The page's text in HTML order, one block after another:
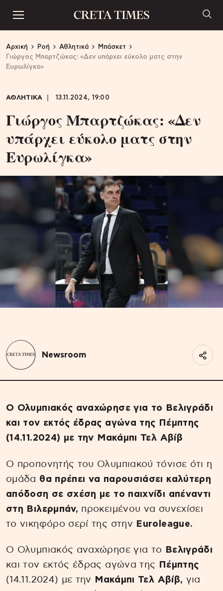
Αρχική Ροή Αθλητικά
Μπάσκετ
Γιώργος Μπαρτζώκας: «Δεν υπάρχει εύκολο ματς στην
Ευρωλίγκα»
ΑΘΛΗΤΙΚΑ 13.11.2024, 19:00
Γιώργος Μπαρτζώκας: «Δεν
υπάρχει εύκολο ματς στην
Ευρωλίγκα»
Newsroom
Ο Ολυμπιακός αναχώρησε για το Βελιγράδι
και τον εκτός έδρας αγώνα της Πέμπτης
(14.11.2024) με την Μακάμπι Τελ Αβίβ
Ο προπονητής του Ολυμπιακού τόνισε ότι η
ομάδα θα πρέπει να παρουσιάσει καλύτερη
απόδοση σε σχέση με το παιχνίδι απέναντι
στη Βιλερμπάν, προκειμένου να συνεχίσει
το νικηφόρο σερί της στην Euroleague.
Ο Ολυμπιακός αναχώρησε για το
Βελιγράδι
και τον εκτός έδρας αγώνα της
Πέμπτης
(14.11.2024) με την
Μακάμπι Τελ Αβίβ, για